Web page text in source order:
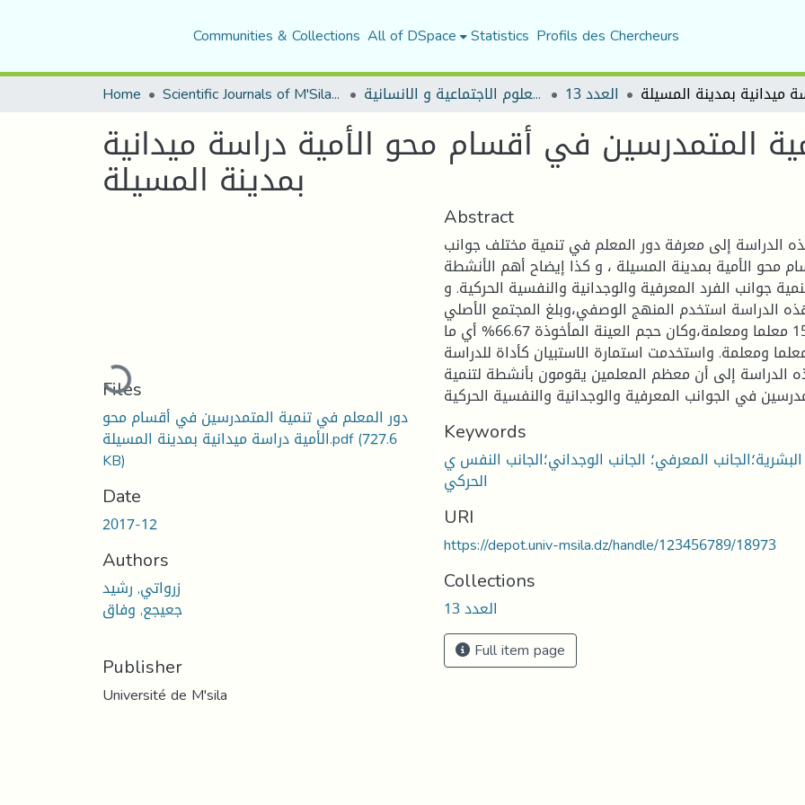
Communities & Collections All of DSpace Statistics Profils des Chercheurs
Home Scientific Journals of M'Sila University مجلة العلوم الاجتماعية و الانسانية العدد 13
المتمدرسين في أقسام محو الأمية دراسة ميدانية
بمدينة المسيلة
Loading...
Files
دور المعلم في تنمية المتمدرسين في أقسام محو
الأمية دراسة ميدانية بمدينة المسيلة.pdf(727.6
KB)
Date
2017-12
Authors
زرواتي, رشيد
جعيجع, وفاق
Publisher
Université de M'sila
Abstract
الدراسة إلى معرفة دور المعلم في تنمية مختلف جوانب
محو الأمية بمدينة المسيلة ، و كذا إيضاح أهم الأنشطة
جوانب الفرد المعرفية والوجدانية والنفسية الحركية. و
الدراسة استخدم المنهج الوصفي،وبلغ المجتمع الأصلي
لهذه الدراسة 150 معلما ومعلمة،وكان حجم العينة المأخوذة 66.67% أي ما
100 معلما ومعلمة. واستخدمت استمارة الاستبيان كأداة للدراسة
الدراسة إلى أن معظم المعلمين يقومون بأنشطة لتنمية
Keywords
البشرية؛الجانب المعرفي؛ الجانب الوجداني؛الجانب النفس ي
الحركي
URI
https://depot.univ-msila.dz/handle/123456789/18973
Collections
العدد 13
Full item page